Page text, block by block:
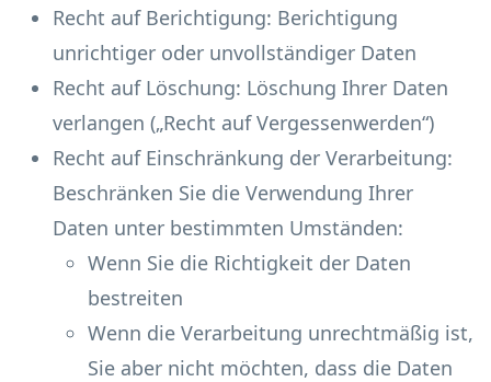
Recht auf Berichtigung: Berichtigung
unrichtiger oder unvollständiger Daten
Recht auf Löschung: Löschung Ihrer Daten
verlangen („Recht auf Vergessenwerden“)
Recht auf Einschränkung der Verarbeitung:
Beschränken Sie die Verwendung Ihrer
Daten unter bestimmten Umständen:
Wenn Sie die Richtigkeit der Daten
bestreiten
Wenn die Verarbeitung unrechtmäßig ist,
Sie aber nicht möchten, dass die Daten